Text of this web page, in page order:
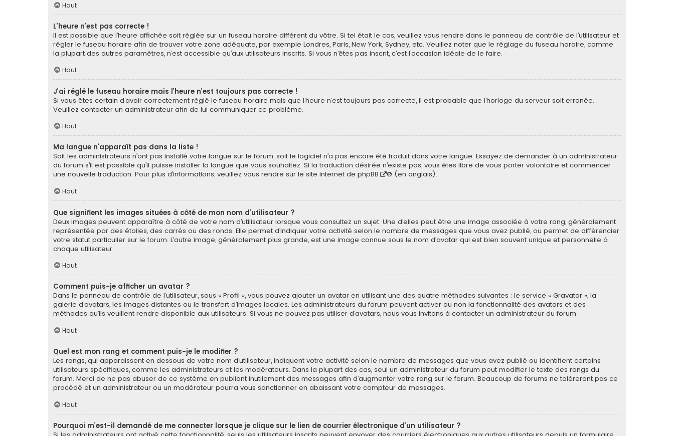
Haut
L’heure n’est pas correcte !
Il est possible que l’heure affichée soit réglée sur un fuseau horaire différent du vôtre. Si tel était le cas, veuillez vous rendre dans le panneau de contrôle de l’utilisateur et
régler le fuseau horaire afin de trouver votre zone adéquate, par exemple Londres, Paris, New York, Sydney, etc. Veuillez noter que le réglage du fuseau horaire, comme
la plupart des autres paramètres, n’est accessible qu’aux utilisateurs inscrits. Si vous n’êtes pas inscrit, c’est l’occasion idéale de le faire.
Haut
J’ai réglé le fuseau horaire mais l’heure n’est toujours pas correcte !
Si vous êtes certain d’avoir correctement réglé le fuseau horaire mais que l’heure n’est toujours pas correcte, il est probable que l’horloge du serveur soit erronée.
Veuillez contacter un administrateur afin de lui communiquer ce problème.
Haut
Ma langue n’apparaît pas dans la liste !
Soit les administrateurs n’ont pas installé votre langue sur le forum, soit le logiciel n’a pas encore été traduit dans votre langue. Essayez de demander à un administrateur
du forum s’il est possible qu’il puisse installer la langue que vous souhaitez. Si la traduction désirée n’existe pas, vous êtes libre de vous porter volontaire et commencer
une nouvelle traduction. Pour plus d’informations, veuillez vous rendre sur le site internet de phpBB ® (en anglais).
Haut
Que signifient les images situées à côté de mon nom d’utilisateur ?
Deux images peuvent apparaître à côté de votre nom d’utilisateur lorsque vous consultez un sujet. Une d’elles peut être une image associée à votre rang, généralement
représentée par des étoiles, des carrés ou des ronds. Elle permet d’indiquer votre activité selon le nombre de messages que vous avez publié, ou permet de différencier
votre statut particulier sur le forum. L’autre image, généralement plus grande, est une image connue sous le nom d’avatar qui est bien souvent unique et personnelle à
chaque utilisateur.
Haut
Comment puis-je afficher un avatar ?
Dans le panneau de contrôle de l’utilisateur, sous « Profil », vous pouvez ajouter un avatar en utilisant une des quatre méthodes suivantes : le service « Gravatar », la
galerie d’avatars, les images distantes ou le transfert d’images locales. Les administrateurs du forum peuvent activer ou non la fonctionnalité des avatars et des
méthodes qu’ils veuillent rendre disponible aux utilisateurs. Si vous ne pouvez pas utiliser d’avatars, nous vous invitons à contacter un administrateur du forum.
Haut
Quel est mon rang et comment puis-je le modifier ?
Les rangs, qui apparaissent en dessous de votre nom d’utilisateur, indiquent votre activité selon le nombre de messages que vous avez publié ou identifient certains
utilisateurs spécifiques, comme les administrateurs et les modérateurs. Dans la plupart des cas, seul un administrateur du forum peut modifier le texte des rangs du
forum. Merci de ne pas abuser de ce système en publiant inutilement des messages afin d’augmenter votre rang sur le forum. Beaucoup de forums ne toléreront pas ce
procédé et un administrateur ou un modérateur pourra vous sanctionner en abaissant votre compteur de messages.
Haut
Pourquoi m’est-il demandé de me connecter lorsque je clique sur le lien de courrier électronique d’un utilisateur ?